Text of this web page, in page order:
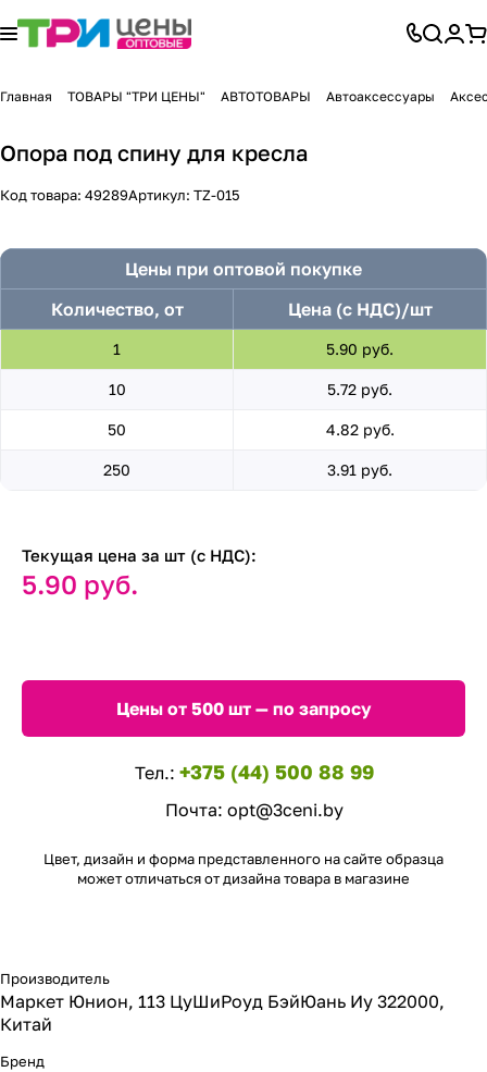
Главная ТОВАРЫ "ТРИ ЦЕНЫ" АВТОТОВАРЫ Автоаксессуары
Опора под спину для кресла
Код товара: 49289Артикул: TZ-015
Цены при оптовой покупке
Количество, от
Цена (с НДС)/шт
1 5.90 руб.
10 5.72 руб.
50 4.82 руб.
250 3.91 руб.
Текущая цена за шт (с НДС):
5.90 руб.
Цены от 500 шт — по запросу
Тел.: +375 (44) 500 88 99
Почта: opt@3ceni.by
Цвет, дизайн и форма представленного на сайте образца
может отличаться от дизайна товара в магазине
Производитель
Маркет Юнион, 113 ЦуШиРоуд БэйЮань Иу 322000,
Китай
Бренд